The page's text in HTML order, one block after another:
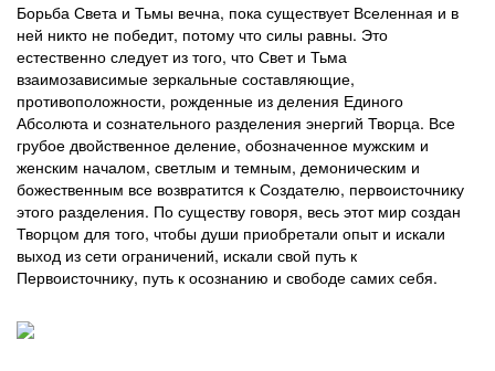
Борьба Света и Тьмы вечна, пока существует Вселенная и в
ней никто не победит, потому что силы равны. Это
естественно следует из того, что Свет и Тьма
взаимозависимые зеркальные составляющие,
противоположности, рожденные из деления Единого
Абсолюта и сознательного разделения энергий Творца. Все
грубое двойственное деление, обозначенное мужским и
женским началом, светлым и темным, демоническим и
божественным все возвратится к Создателю, первоисточнику
этого разделения. По существу говоря, весь этот мир создан
Творцом для того, чтобы души приобретали опыт и искали
выход из сети ограничений, искали свой путь к
Первоисточнику, путь к осознанию и свободе самих себя.